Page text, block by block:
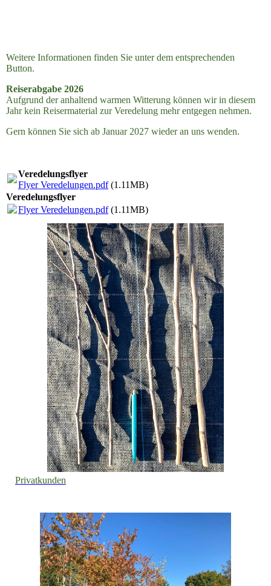
Weitere Informationen finden Sie unter dem entsprechenden
Button.
Reiserabgabe 2026
Aufgrund der anhaltend warmen Witterung können wir in diesem
Jahr kein Reisermaterial zur Veredelung mehr entgegen nehmen.
Gern können Sie sich ab Januar 2027 wieder an uns wenden.
Veredelungsflyer
Flyer Veredelungen.pdf(1.11MB)
Veredelungsflyer
Flyer Veredelungen.pdf(1.11MB)
Privatkunden